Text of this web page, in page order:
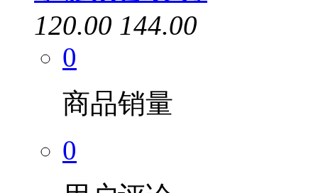
120.00 144.00
0
商品销量
0